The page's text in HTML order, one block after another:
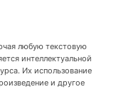
любую текстовую
интеллектуальной
Их использование
и другое